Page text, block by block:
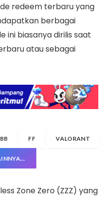
redeem terbaru yang
berbagai
ini biasanya dirilis saat
atau sebagai
FF VALORANT
Zone Zero (ZZZ) yang